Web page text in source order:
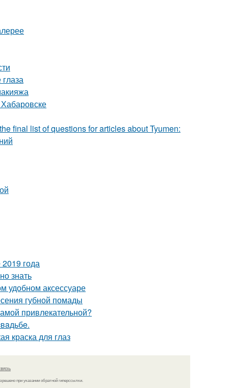
final list of questions for articles about Tyumen:
года
знать
удобном аксессуаре
губной помады
привлекательной?
краска для глаз
при указании обратной гиперссылки.